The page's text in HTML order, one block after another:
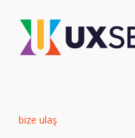
bize ulaş